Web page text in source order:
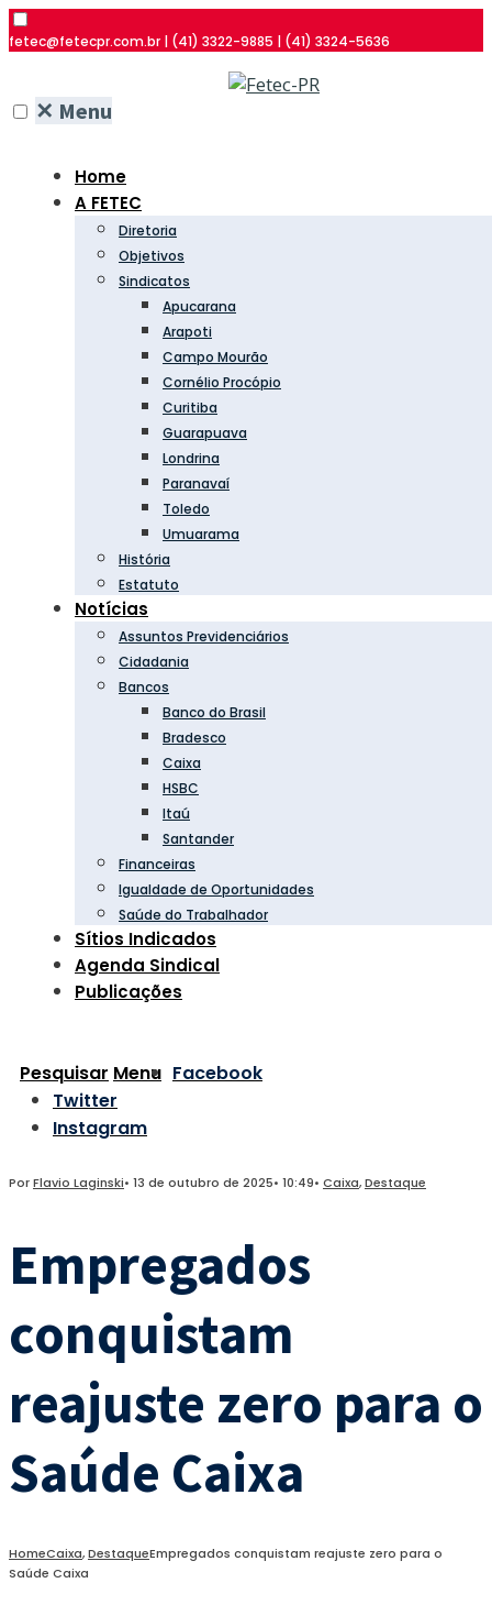
fetec@fetecpr.com.br | (41) 3322-9885 | (41) 3324-5636
✕ Menu
Home
A FETEC
Diretoria
Objetivos
Sindicatos
Apucarana
Arapoti
Campo Mourão
Cornélio Procópio
Curitiba
Guarapuava
Londrina
Paranavaí
Toledo
Umuarama
História
Estatuto
Notícias
Assuntos Previdenciários
Cidadania
Bancos
Banco do Brasil
Bradesco
Caixa
HSBC
Itaú
Santander
Financeiras
Igualdade de Oportunidades
Saúde do Trabalhador
Sítios Indicados
Agenda Sindical
Publicações
Pesquisar Menu Facebook
Twitter
Instagram
PorFlavio Laginski• 13 de outubro de 2025• 10:49• Caixa,Destaque
Empregados
conquistam
reajuste zero para o
Saúde Caixa
HomeCaixa,DestaqueEmpregados conquistam reajuste zero para o
Saúde Caixa